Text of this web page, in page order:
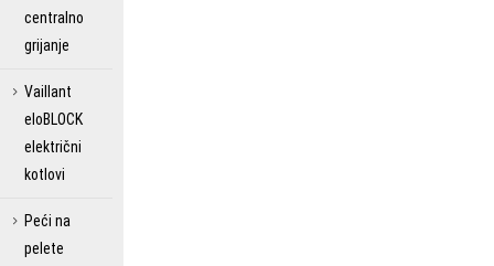
centralno
grijanje
Vaillant
eloBLOCK
električni
kotlovi
Peći na
pelete